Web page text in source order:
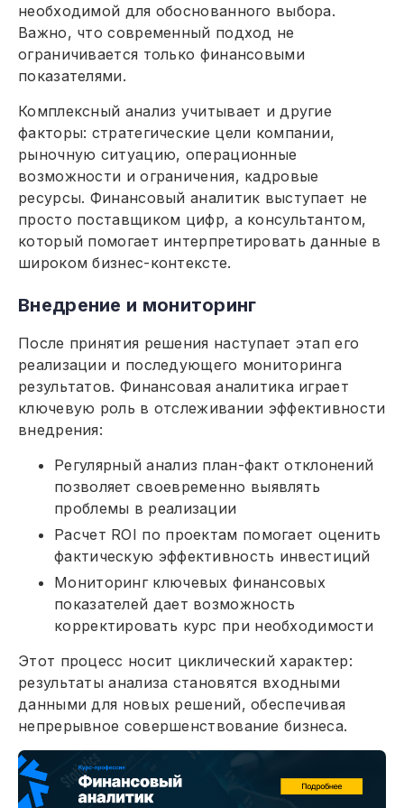
необходимой для обоснованного выбора.
Важно, что современный подход не
ограничивается только финансовыми
показателями.
Комплексный анализ учитывает и другие
факторы: стратегические цели компании,
рыночную ситуацию, операционные
возможности и ограничения, кадровые
ресурсы. Финансовый аналитик выступает не
просто поставщиком цифр, а консультантом,
который помогает интерпретировать данные в
широком бизнес-контексте.
Внедрение и мониторинг
После принятия решения наступает этап его
реализации и последующего мониторинга
результатов. Финансовая аналитика играет
ключевую роль в отслеживании эффективности
внедрения:
Регулярный анализ план-факт отклонений
позволяет своевременно выявлять
проблемы в реализации
Расчет ROI по проектам помогает оценить
фактическую эффективность инвестиций
Мониторинг ключевых финансовых
показателей дает возможность
корректировать курс при необходимости
Этот процесс носит циклический характер:
результаты анализа становятся входными
данными для новых решений, обеспечивая
непрерывное совершенствование бизнеса.